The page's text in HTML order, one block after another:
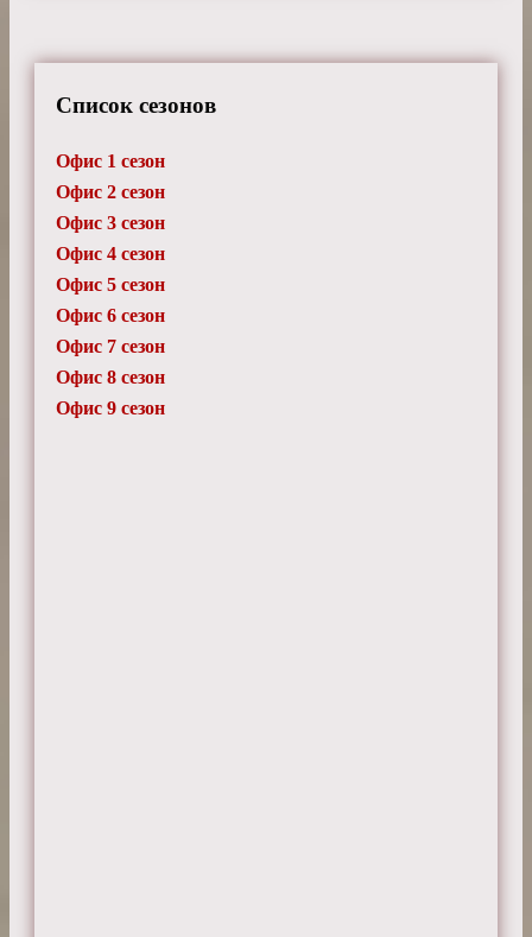
Список сезонов
Офис 1 сезон
Офис 2 сезон
Офис 3 сезон
Офис 4 сезон
Офис 5 сезон
Офис 6 сезон
Офис 7 сезон
Офис 8 сезон
Офис 9 сезон